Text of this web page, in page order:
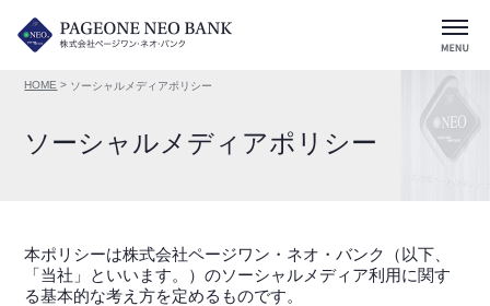
メニュー
HOME > ソーシャルメディアポリシー
ソーシャルメディアポリシー
本ポリシーは株式会社ページワン・ネオ・バンク（以下、
「当社」といいます。）のソーシャルメディア利用に関す
る基本的な考え方を定めるものです。